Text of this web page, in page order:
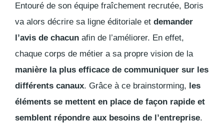
Entouré de son équipe fraîchement recrutée, Boris
va alors décrire sa ligne éditoriale et demander
l’avis de chacun afin de l’améliorer. En effet,
chaque corps de métier a sa propre vision de la
manière la plus efficace de communiquer sur les
différents canaux. Grâce à ce brainstorming, les
éléments se mettent en place de façon rapide et
semblent répondre aux besoins de l’entreprise.